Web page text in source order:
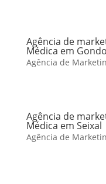
Agência de
Médica em
Agência de
Agência de
Médica em Seixal
Agência de